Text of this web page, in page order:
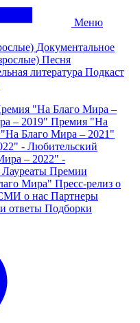
Меню
Документальное
Песня
литература Подкаст
"На Благо Мира –
– 2019" Премия "На
Благо Мира – 2021"
- Любительский
– 2022" -
Лауреаты Премии
Мира" Пресс-релиз о
о нас Партнеры
ответы Подборки